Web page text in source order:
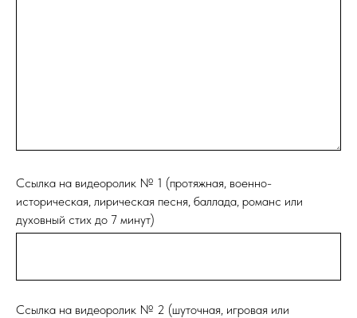
Ссылка на видеоролик № 1 (протяжная, военно-
историческая, лирическая песня, баллада, романс или
духовный стих до 7 минут)
Ссылка на видеоролик № 2 (шуточная, игровая или